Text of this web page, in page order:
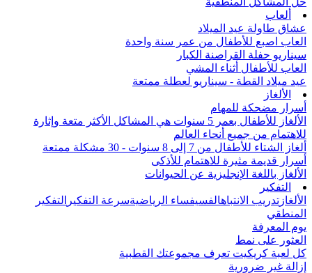
ألعاب
عشاق طاولة عيد الميلاد
العاب اصبع للأطفال من عمر سنة واحدة
سيناريو حفلة القراصنة الكبار
العاب للأطفال أثناء المشي
عيد ميلاد القطة - سيناريو لعطلة ممتعة
الألغاز
أسرار مضحكة للمهام
الألغاز للأطفال بعمر 5 سنوات هي المشاكل الأكثر متعة وإثارة
للاهتمام من جميع أنحاء العالم
ألغاز الشتاء للأطفال من 7 إلى 8 سنوات - 30 مشكلة ممتعة
أسرار قديمة مثيرة للاهتمام للأذكى
الألغاز باللغة الإنجليزية عن الحيوانات
التفكير
الألغاز تدريب الانتباهالفسيفساء الرياضيةسرعة التفكير التفكير
المنطقي
يوم المعرفة
العثور على نمط
كل لعبة كريكيت تعرف مجموعتك القطبية
إزالة غير ضرورية